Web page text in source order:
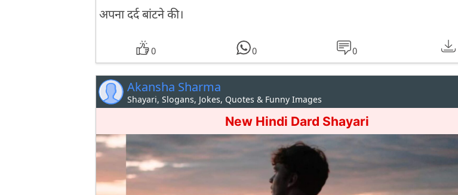
अपना दर्द बांटने की।
0 0 0
Akansha Sharma
Shayari, Slogans, Jokes, Quotes & Funny Images
New Hindi Dard Shayari